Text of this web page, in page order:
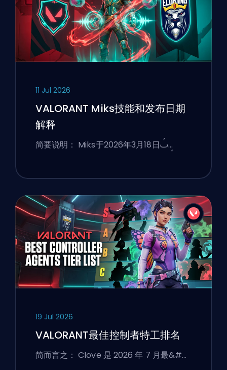
11 Jul 2026
VALORANT Miks技能和发布日期
解释
简要说明： Miks于2026年3月18日ࢷ…
19 Jul 2026
VALORANT最佳控制者特工排名
简而言之： Clove 是 2026 年 7 月最&#…